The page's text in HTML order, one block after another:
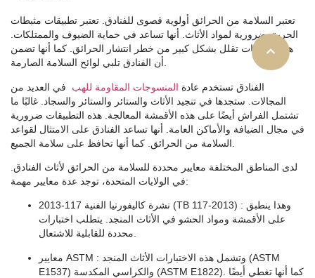
تعتبر السلامة من الحرائق أولوية قصوى للفنادق. تعتبر تطبيقات مثبطات
الحريق ضرورية لمواد الأثاث. أنها تساعد في حماية الضيوف والممتلكات.
هذه العلاجات تقلل بشكل كبير من خطر انتشار الحرائق. كما أنها تضمن
أن الفنادق تلبي لوائح السلامة الصارمة.
الفنادق تستخدم عادة المنسوجات المقاومة للهب
في العديد من
المجالات. ستجدها في تنجيد الأثاث والستائر والستائر والسجاد. غالبًا ما
تشتمل الفراش أيضًا على هذه الأقمشة المعالجة. هذه التطبيقات ضرورية
في مجال الضيافة والأماكن العامة. أنها تساعد الفنادق على الامتثال لقواعد
لدى المناطق المختلفة معايير محددة للسلامة من الحرائق لأثاث الفنادق.
في الولايات المتحدة، توجد عدة معايير مهمة:
نشرة كاليفورنيا الفنية 117-2013 (TB 117-2013) : وهذا ينطبق
على الأقمشة ومواد الحشو في الأثاث المنجد. يتطلب اختبارات
محددة للقابلية للاشتعال.
معايير ASTM : وتشمل هذه الاختبارات الأثاث المنجد (ASTM
E1537) والكراسي المكدسة (ASTM E1822). كما أنها تغطي أيضًا